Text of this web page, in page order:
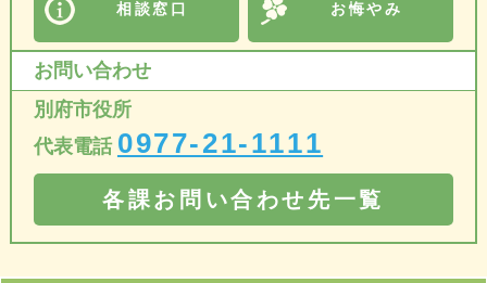
相談窓口 お悔やみ
お問い合わせ
別府市役所
代表電話 0977-21-1111
各課お問い合わせ先一覧